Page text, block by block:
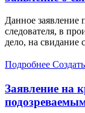
Данное заявление
следователя, в
дело, на свидание
Подробнее
Заявление на